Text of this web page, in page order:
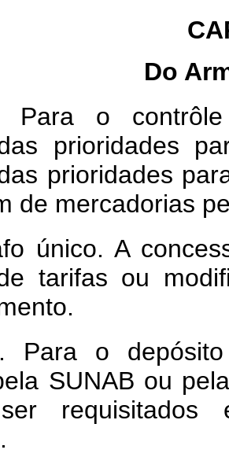
Do
Para o contrôle
prioridades
prioridades
de mercadorias
único. A
tarifas ou
Para o depósito
SUNAB ou